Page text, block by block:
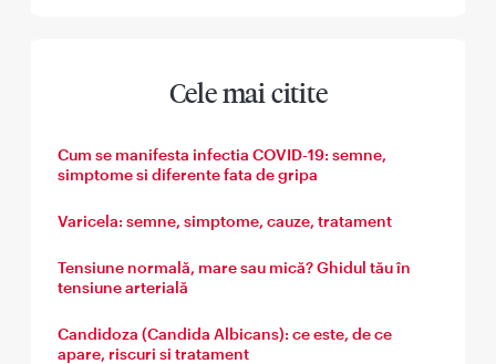
Cele mai citite
Cum se manifesta infectia COVID-19: semne,
simptome si diferente fata de gripa
Varicela: semne, simptome, cauze, tratament
Tensiune normală, mare sau mică? Ghidul tău în
tensiune arterială
Candidoza (Candida Albicans): ce este, de ce
apare, riscuri si tratament